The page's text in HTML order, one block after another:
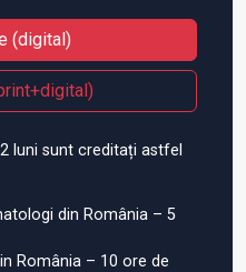
(digital)
luni sunt creditați astfel
din România – 5
România – 10 ore de